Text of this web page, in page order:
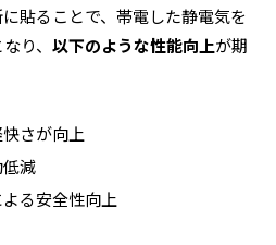
貼ることで、帯電した静電気を
り、以下のような性能向上が期
さが向上
減
る安全性向上